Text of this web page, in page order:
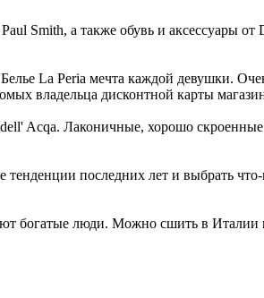
Smith, а также обувь и аксессуары от
La Peria мечта каждой девушки.
владельца дисконтной карты
Acqa. Лаконичные, хорошо
последних лет и выбрать что-
богатые люди. Можно сшить в Италии